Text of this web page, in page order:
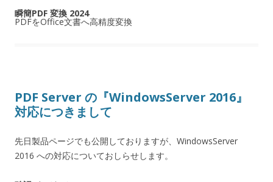
瞬簡PDF 変換 2024
PDFをOffice文書へ高精度変換
PDF Server の『WindowsServer 2016』
対応につきまして
先日製品ページでも公開しておりますが、WindowsServer
2016 への対応についておしらせします。